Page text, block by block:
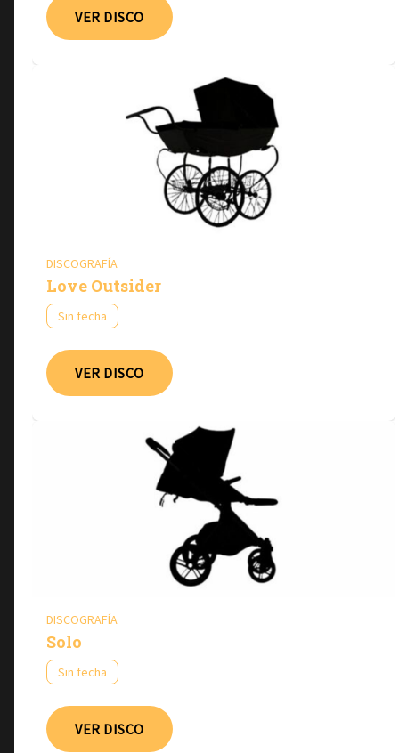
VER DISCO
DISCOGRAFÍA
Love Outsider
Sin fecha
VER DISCO
DISCOGRAFÍA
Solo
Sin fecha
VER DISCO